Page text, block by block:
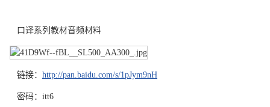
口译系列教材音频材料
链接： http://pan.baidu.com/s/1pJym9nH
密码：itt6